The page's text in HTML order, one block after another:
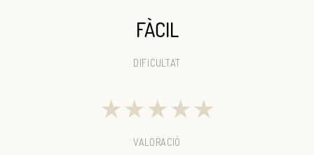
FÀCIL
DIFICULTAT
★★★★★
VALORACIÓ